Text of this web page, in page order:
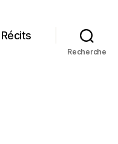
Récits
Recherche